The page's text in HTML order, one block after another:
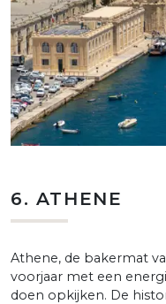
6. ATHENE
Athene, de bakermat
voorjaar met een
doen opkijken. De